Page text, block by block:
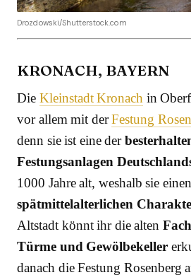
Drozdowski/Shutterstock.com
KRONACH, BAYERN
Die Kleinstadt Kronach in
vor allem mit derFestung
denn sie ist eine der
Festungsanlagen
1000 Jahre alt, weshalb sie
spätmittelalterlichen
Altstadt könnt ihr die alten
Türme und Gewölbekeller
danach die Festung Rosenberg